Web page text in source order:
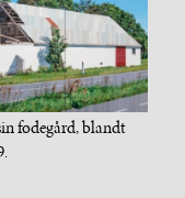
fødegård, blandt